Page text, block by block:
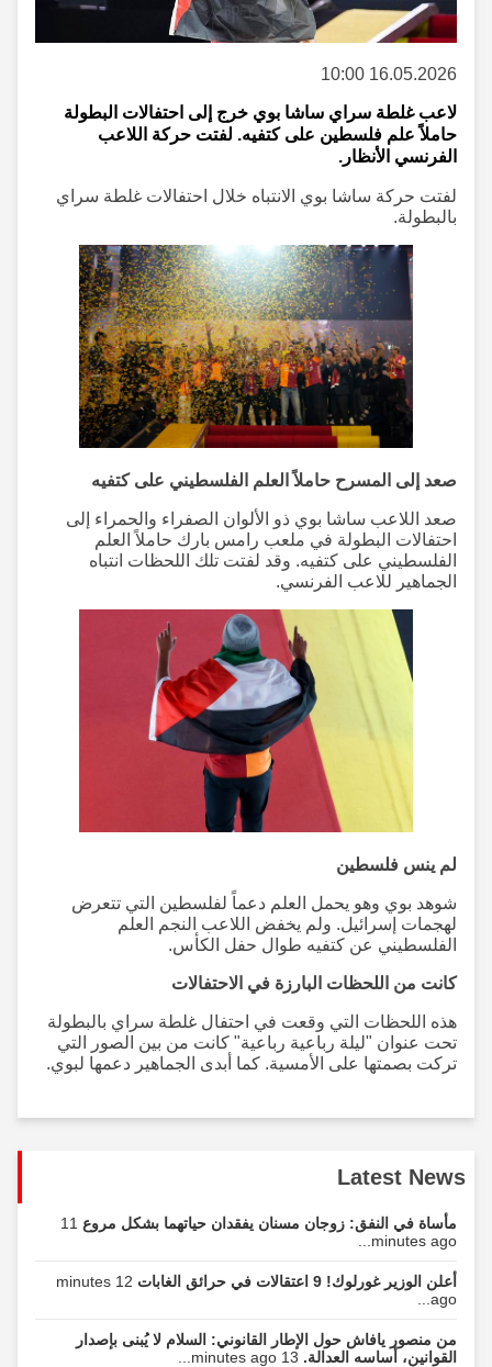
16.05.2026 10:00
لاعب غلطة سراي ساشا بوي خرج إلى احتفالات البطولة
حاملاً علم فلسطين على كتفيه. لفتت حركة اللاعب
الفرنسي الأنظار.
لفتت حركة ساشا بوي الانتباه خلال احتفالات غلطة سراي
بالبطولة.
صعد إلى المسرح حاملاً العلم الفلسطيني على كتفيه
صعد اللاعب ساشا بوي ذو الألوان الصفراء والحمراء إلى
احتفالات البطولة في ملعب رامس بارك حاملاً العلم
الفلسطيني على كتفيه. وقد لفتت تلك اللحظات انتباه
الجماهير للاعب الفرنسي.
لم ينس فلسطين
شوهد بوي وهو يحمل العلم دعماً لفلسطين التي تتعرض
لهجمات إسرائيل. ولم يخفض اللاعب النجم العلم
الفلسطيني عن كتفيه طوال حفل الكأس.
كانت من اللحظات البارزة في الاحتفالات
هذه اللحظات التي وقعت في احتفال غلطة سراي بالبطولة
تحت عنوان "ليلة رباعية رباعية" كانت من بين الصور التي
تركت بصمتها على الأمسية. كما أبدى الجماهير دعمها لبوي.
Latest News
مأساة في النفق: زوجان مسنان يفقدان حياتهما بشكل مروع11
minutes ago...
أعلن الوزير غورلوك! 9 اعتقالات في حرائق الغابات
12 minutes
ago...
من منصور يافاش حول الإطار القانوني: السلام لا يُبنى بإصدار
القوانين، أساسه العدالة.13 minutes ago...